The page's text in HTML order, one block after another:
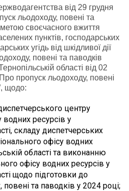
від 29 грудня
льодоходу, повені та
метою своєчасного вжиття
пунктів, господарських
угідь від шкідливої дії
повені та паводків
області від 02
пропуск льодоходу, повені
щодо:
центру
водних ресурсів у
складу диспетчерських
офісу водних
області та виконанню
офісу водних ресурсів у
щодо підготовки до
та паводків у 2024 році;